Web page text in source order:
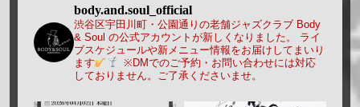
body.and.soul_official
渋谷区宇田川町・公園通りの老舗ジャズクラブ Body
& Soul の公式アカウントが新しくなりました。
ライ
ブスケジュールや新メニュー情報をお届けしてまいり
ます
※DMでのご予約・お問い合わせには対応
しておりません。ご了承くださいませ。